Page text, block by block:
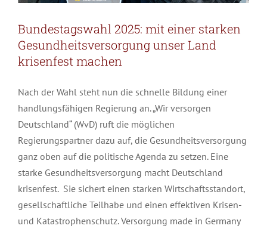
Bundestagswahl 2025: mit einer starken
Gesundheitsversorgung unser Land
krisenfest machen
Nach der Wahl steht nun die schnelle Bildung einer
handlungsfähigen Regierung an. „Wir versorgen
Deutschland“ (WvD) ruft die möglichen
Regierungspartner dazu auf, die Gesundheitsversorgung
ganz oben auf die politische Agenda zu setzen. Eine
starke Gesundheitsversorgung macht Deutschland
krisenfest. Sie sichert einen starken Wirtschaftsstandort,
gesellschaftliche Teilhabe und einen effektiven Krisen-
und Katastrophenschutz. Versorgung made in Germany